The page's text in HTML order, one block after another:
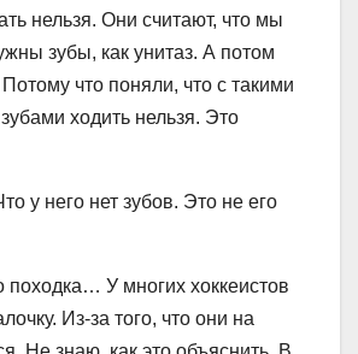
нельзя. Они считают, что мы
зубы, как унитаз. А потом
что поняли, что с такими
ходить нельзя. Это
у него нет зубов. Это не его
походка… У многих хоккеистов
Из-за того, что они на